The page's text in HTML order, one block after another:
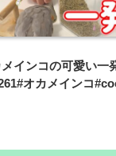
インコの可愛い一
オカメインコ